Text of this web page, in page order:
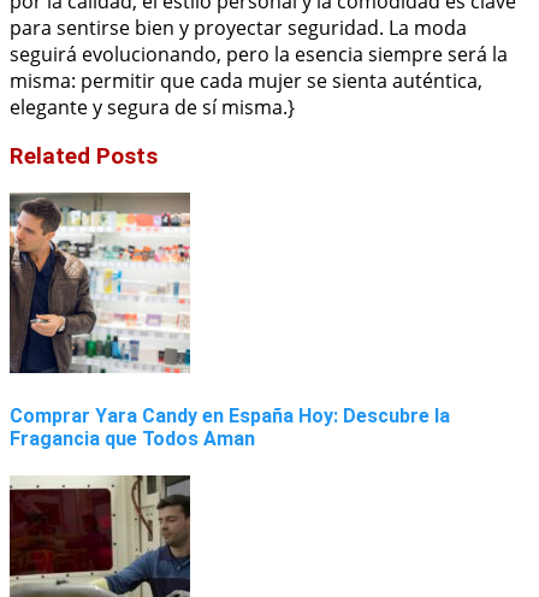
para sentirse bien y proyectar seguridad. La moda
seguirá evolucionando, pero la esencia siempre será la
misma: permitir que cada mujer se sienta auténtica,
elegante y segura de sí misma.}
Related Posts
Comprar Yara Candy en España Hoy: Descubre la
Fragancia que Todos Aman